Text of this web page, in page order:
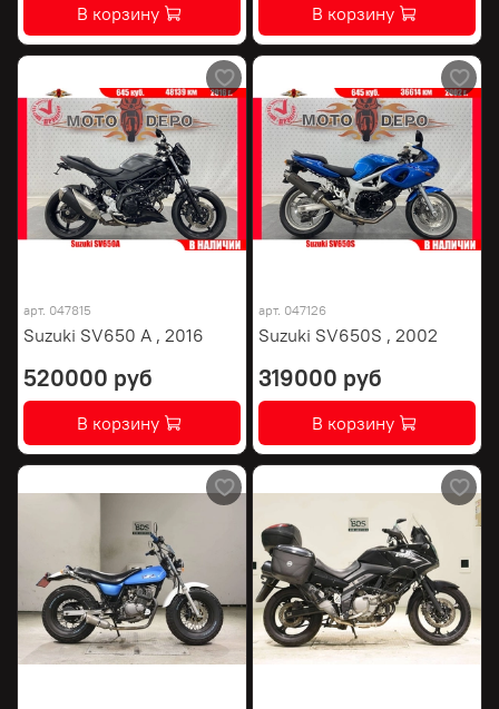
В корзину В корзину
арт. 047815
Suzuki SV650 A , 2016
520000 руб
В корзину
арт. 047126
Suzuki SV650S , 2002
319000 руб
В корзину